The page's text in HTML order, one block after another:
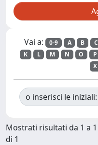
Vai a: 0-9 A B C
K
L M N O P
X
o inserisci le iniziali:
Mostrati risultati da 1 a 1
di 1